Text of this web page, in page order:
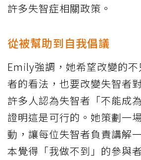
許多失智症相關政策。
從被幫助到自我倡議
Emily強調，她希望改變的
者的看法，也要改變失智者
許多人認為失智者「不能成
證明這是可行的。她策劃一
動，讓每位失智者負責講解
本覺得「我做不到」的參與